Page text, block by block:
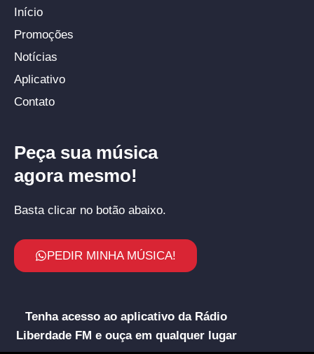
Início
Promoções
Notícias
Aplicativo
Contato
Peça sua música
agora mesmo!
Basta clicar no botão abaixo.
PEDIR MINHA MÚSICA!
Tenha acesso ao aplicativo da Rádio
Liberdade FM e ouça em qualquer lugar